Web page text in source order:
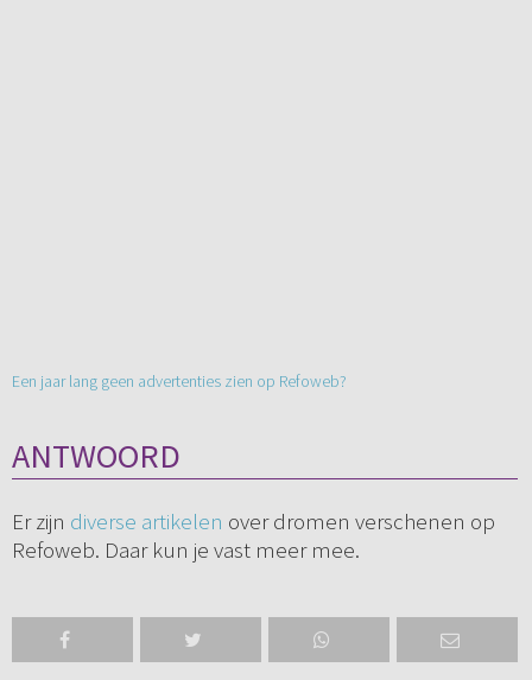
Een jaar lang geen advertenties zien op Refoweb?
ANTWOORD
Er zijn diverse artikelen over dromen verschenen op
Refoweb. Daar kun je vast meer mee.